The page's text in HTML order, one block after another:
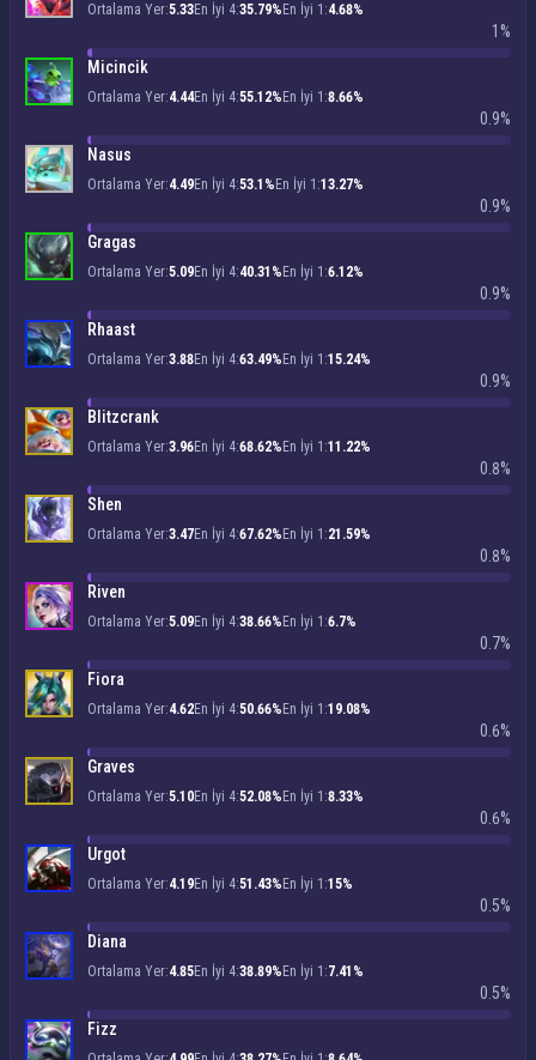
Ortalama Yer:5.33En İyi 4:35.79% En İyi 1:4.68%
1%
Micincik
Ortalama Yer:4.44En İyi 4:55.12% En İyi 1:8.66%
0.9%
Nasus
Ortalama Yer:4.49En İyi 4:53.1% En İyi 1:13.27%
0.9%
Gragas
Ortalama Yer:5.09En İyi 4:40.31% En İyi 1:6.12%
0.9%
Rhaast
Ortalama Yer:3.88En İyi 4:63.49% En İyi 1:15.24%
0.9%
Blitzcrank
Ortalama Yer:3.96En İyi 4:68.62% En İyi 1:11.22%
0.8%
Shen
Ortalama Yer:3.47En İyi 4:67.62% En İyi 1:21.59%
0.8%
Riven
Ortalama Yer:5.09En İyi 4:38.66% En İyi 1:6.7%
0.7%
Fiora
Ortalama Yer:4.62En İyi 4:50.66% En İyi 1:19.08%
0.6%
Graves
Ortalama Yer:5.10En İyi 4:52.08% En İyi 1:8.33%
0.6%
Urgot
Ortalama Yer:4.19En İyi 4:51.43% En İyi 1:15%
0.5%
Diana
Ortalama Yer:4.85En İyi 4:38.89% En İyi 1:7.41%
0.5%
Fizz